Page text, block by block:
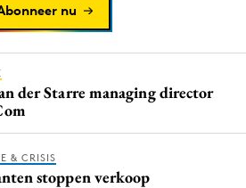
nu
der Starre managing director
& CRISIS
stoppen verkoop